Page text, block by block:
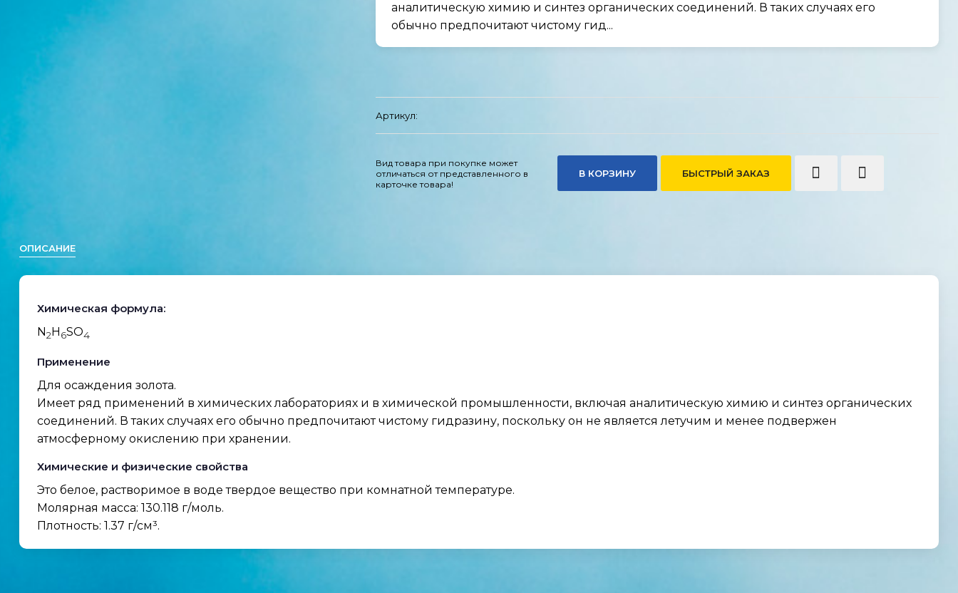
аналитическую химию и синтез органических соединений. В таких случаях его
обычно предпочитают чистому гид...
Артикул:
Вид товара при покупке может
отличаться от представленного в
карточке товара!
В КОРЗИНУ БЫСТРЫЙ ЗАКАЗ
ОПИСАНИЕ
Химическая формула:
N2H6SO4
Применение
Для осаждения золота.
Имеет ряд применений в химических лабораториях и в химической промышленности, включая аналитическую химию и синтез органических
соединений. В таких случаях его обычно предпочитают чистому гидразину, поскольку он не является летучим и менее подвержен
атмосферному окислению при хранении.
Химические и физические свойства
Это белое, растворимое в воде твердое вещество при комнатной температуре.
Молярная масса: 130.118 г/моль.
Плотность: 1.37 г/см³.